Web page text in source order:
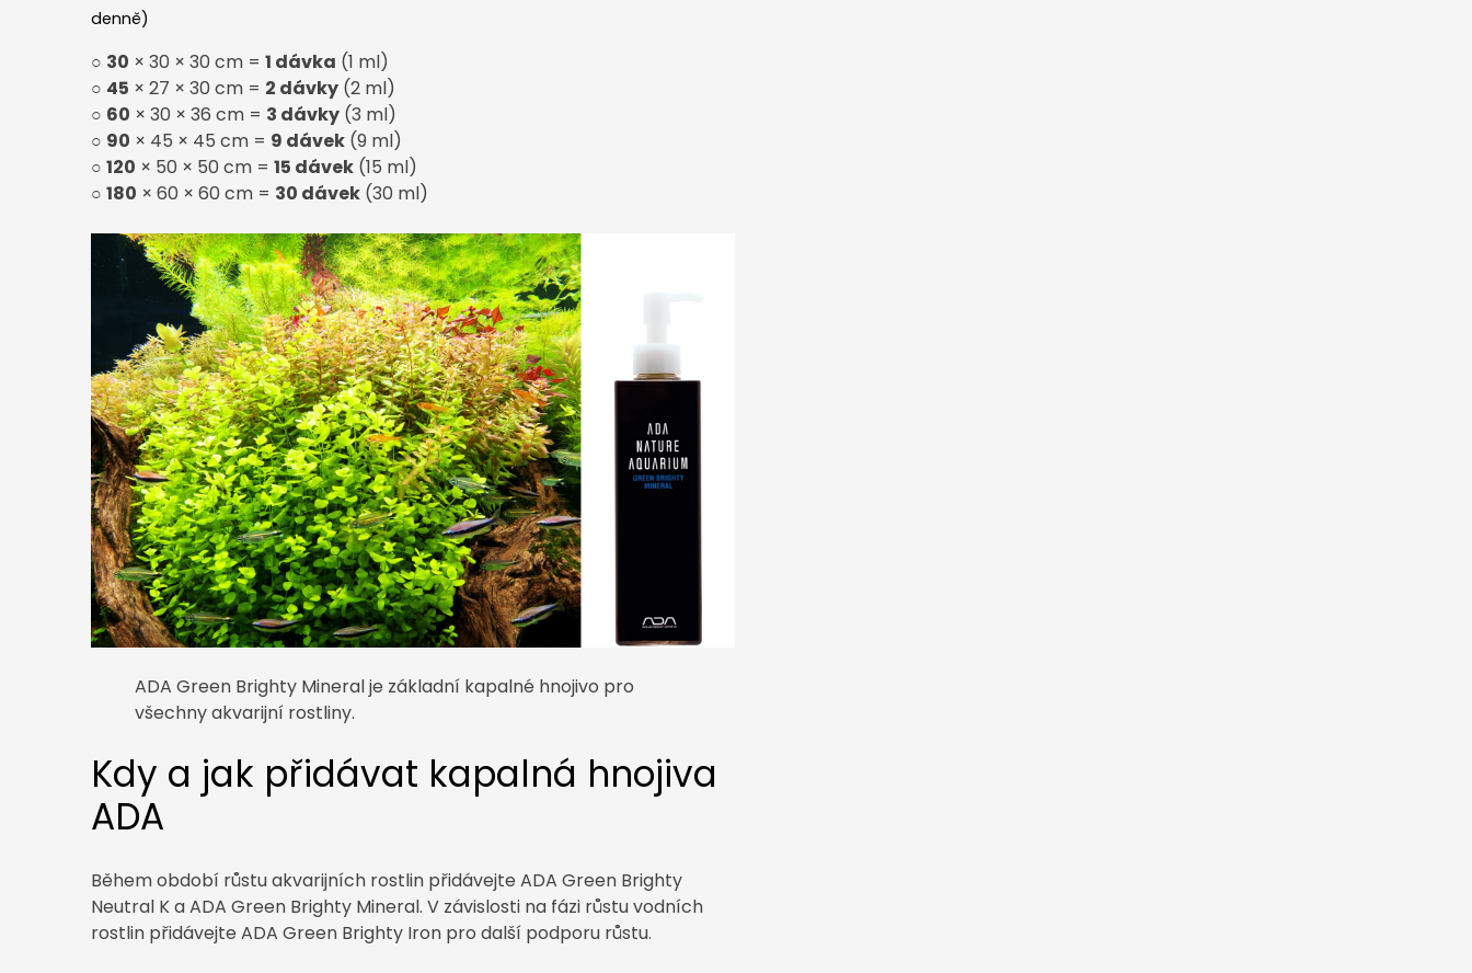
denně)
○ 30 × 30 × 30 cm = 1 dávka (1 ml)
○ 45 × 27 × 30 cm = 2 dávky (2 ml)
○ 60 × 30 × 36 cm = 3 dávky (3 ml)
○ 90 × 45 × 45 cm = 9 dávek (9 ml)
○ 120 × 50 × 50 cm = 15 dávek (15 ml)
○ 180 × 60 × 60 cm = 30 dávek (30 ml)
ADA Green Brighty Mineral je základní kapalné hnojivo pro
všechny akvarijní rostliny.
Kdy a jak přidávat kapalná hnojiva
ADA
Během období růstu akvarijních rostlin přidávejte ADA Green Brighty
Neutral K a ADA Green Brighty Mineral. V závislosti na fázi růstu vodních
rostlin přidávejte ADA Green Brighty Iron pro další podporu růstu.